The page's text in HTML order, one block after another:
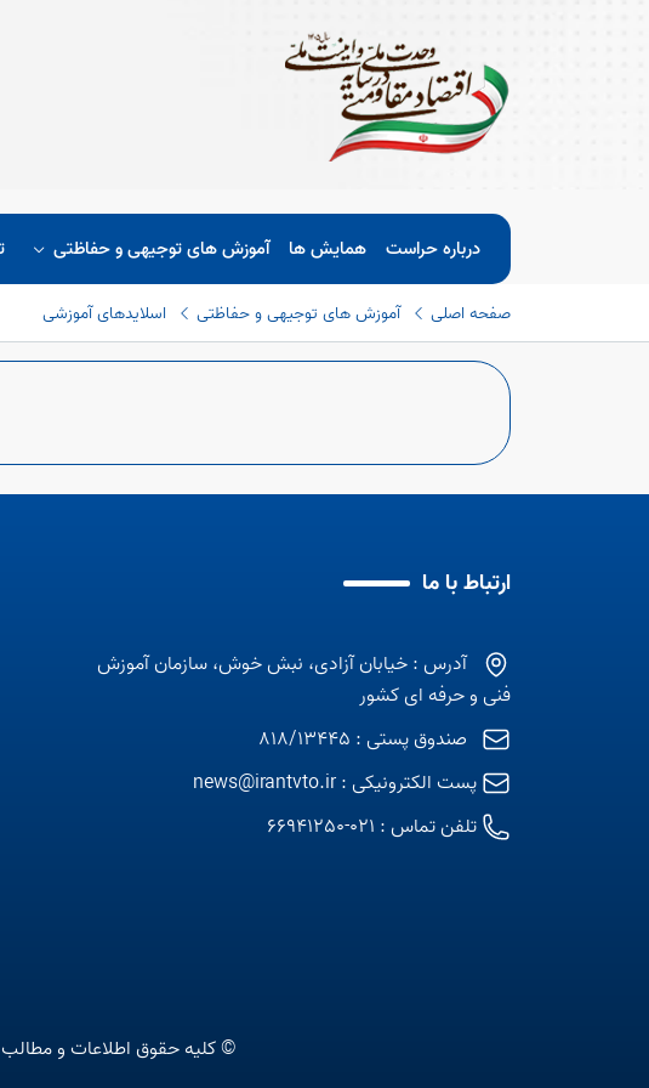
درباره حراست همایش ها آموزش های توجیهی و حفاظتی
صفحه اصلی آموزش های توجیهی و حفاظتی اسلایدهای آموزشی
ارتباط با ما
آدرس : خیابان آزادی، نبش خوش، سازمان آموزش
فنی و حرفه ای کشور
صندوق پستی : 818/13445
پست الکترونیکی :news@irantvto.ir
تلفن تماس : 021-66941250
© کلیه حقوق اطلاعات و